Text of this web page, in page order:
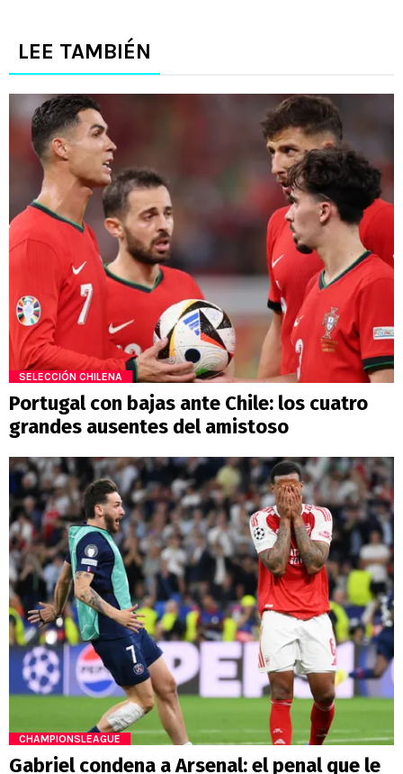
LEE TAMBIÉN
SELECCIÓN CHILENA
Portugal con bajas ante Chile: los cuatro
grandes ausentes del amistoso
CHAMPIONSLEAGUE
Gabriel condena a Arsenal: el penal que le